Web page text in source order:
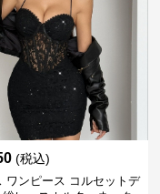
(税込)
ワンピース コルセットデ